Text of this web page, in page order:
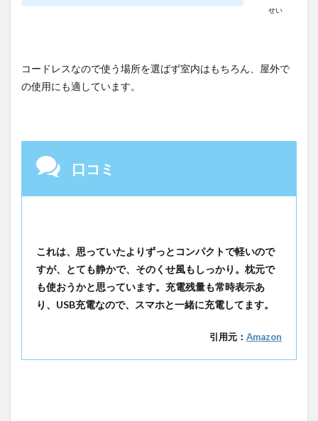
せい
コードレスなので使う場所を選ばず室内はもちろん、屋外で
の使用にも適しています。
口コミ
これは、思っていたよりずっとコンパクトで軽いので
すが、とても静かで、そのくせ風もしっかり。枕元で
も使おうかと思っています。充電残量も常時表示あ
り、USB充電なので、スマホと一緒に充電してます。
引用元： Amazon